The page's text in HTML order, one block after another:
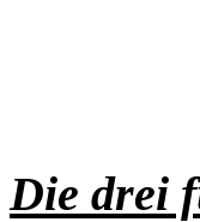
Die drei